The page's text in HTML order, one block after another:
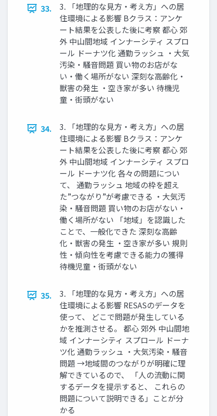
33.
3. 「地理的な見方・考え方」への居
住環境による影響 Bクラス：アンケ
ート結果を公表した後に考察 都心 郊
外 中山間地域 インナーシティ スプロ
ール ドーナツ化 通勤ラッシュ ・大気
汚染・騒音問題 買い物のお店がな
い・働く場所がない 深刻な高齢化・
獣害の発生 ・空き家が多い 待機児
童・街頭がない
34.
3. 「地理的な見方・考え方」への居
住環境による影響 Bクラス：アンケ
ート結果を公表した後に考察 都心 郊
外 中山間地域 インナーシティ スプロ
ール ドーナツ化 各々の問題につい
て、 通勤ラッシュ 地域の枠を超え
た”つながり”が考慮できる ・大気汚
染・騒音問題 買い物のお店がない・
働く場所がない 「地域」を認識した
ことで、一般化できた 深刻な高齢
化・獣害の発生 ・空き家が多い 規則
性・傾向性を考慮できる能力の獲得
待機児童・街頭がない
35.
3. 「地理的な見方・考え方」への居
住環境による影響 RESASのデータを
使って、 どこで問題が発生している
かを推測させる。 都心 郊外 中山間地
域 インナーシティ スプロール ドーナ
ツ化 通勤ラッシュ ・大気汚染・騒音
問題 →地域間のつながりが明確に理
解できているので、 「人の流動に関
するデータを提示すると、 これらの
問題について説明できる」ことが分
かる